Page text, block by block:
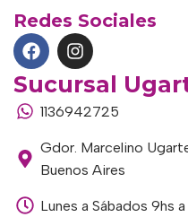
Redes Sociales
Sucursal
1136942725
Gdor. Marcelino
Buenos Aires
Lunes a Sábados 9hs